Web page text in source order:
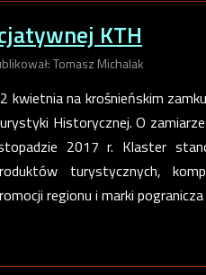
KTH
Tomasz Michalak
kwietnia na krośnieńskim
Historycznej. O
2017 r. Klaster
turystycznych,
regionu i marki